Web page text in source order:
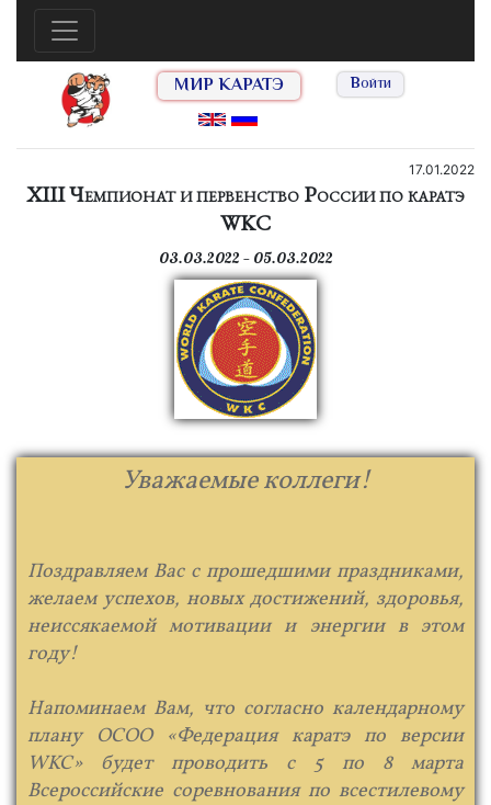
МИР КАРАТЭ Войти
17.01.2022
XIII Чемпионат и первенство России по каратэ
WKC
03.03.2022 — 05.03.2022
Уважаемые коллеги!
​ Поздравляем Вас с прошедшими праздниками,
желаем успехов, новых достижений, здоровья,
неиссякаемой мотивации и​ энергии в этом
году!
Напоминаем Вам, что согласно календарному
плану ОСОО «Федерация каратэ по версии
WKC» будет проводить с 5 по 8 марта
Всероссийские соревнования по всестилевому